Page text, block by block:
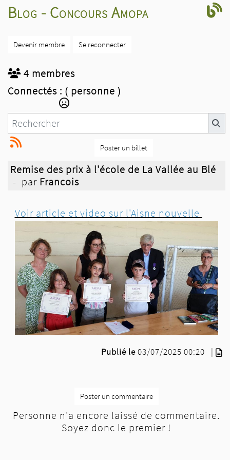
Blog - Concours Amopa
Devenir membre Se reconnecter
4 membres
Connectés : ( personne )
Poster un billet
Remise des prix à l'école de La Vallée au Blé
- par Francois
Voir article et video sur l'Aisne nouvelle
Publié le03/07/2025 00:20
Poster un commentaire
Personne n'a encore laissé de commentaire.
Soyez donc le premier !